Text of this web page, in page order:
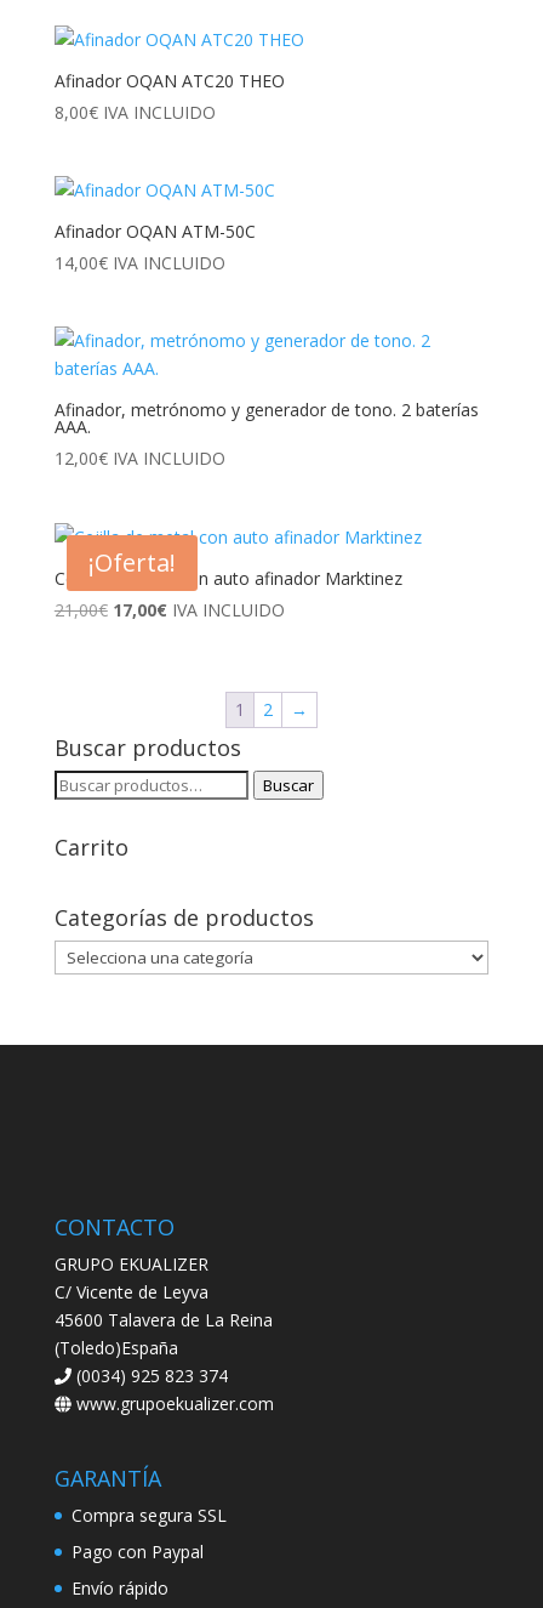
era:
8,83€.
es:
7,95€.
Afinador OQAN ATC20 THEO
8,00€ IVA INCLUIDO
Afinador OQAN ATM-50C
14,00€ IVA INCLUIDO
Afinador, metrónomo y generador de tono. 2 baterías
AAA.
12,00€ IVA INCLUIDO
¡Oferta!
Cejilla de metal con auto afinador Marktinez
21,00€ El
17,00€ElIVA INCLUIDO
1 2 →
Buscar productos
Buscar
Buscar
Carrito
Categorías de productos
CONTACTO
GRUPO EKUALIZER
C/ Vicente de Leyva
45600 Talavera de La Reina
(Toledo)España
(0034) 925 823 374
www.grupoekualizer.com
GARANTÍA
Compra segura SSL
Pago con Paypal
Envío rápido